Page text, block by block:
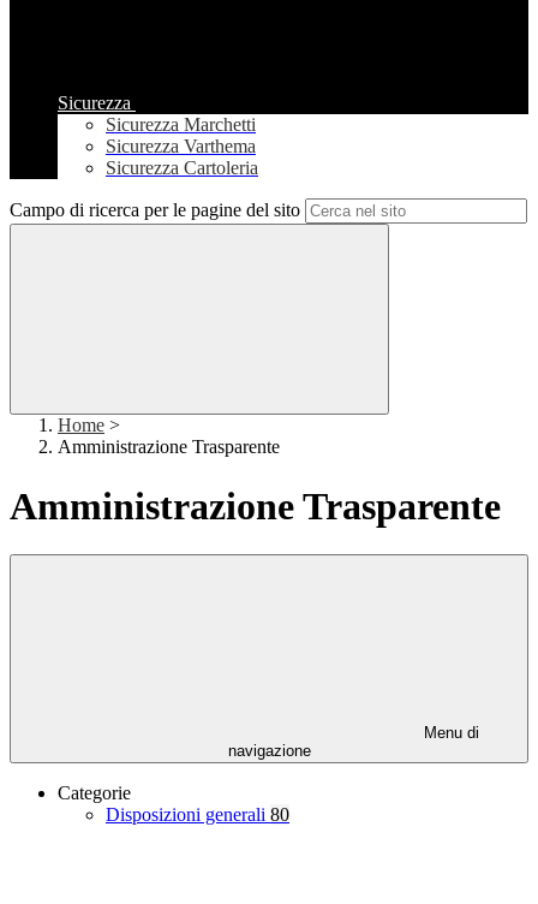
Sicurezza
Sicurezza Marchetti
Sicurezza Varthema
Sicurezza Cartoleria
Campo di ricerca per le pagine del sito
Home >
Amministrazione Trasparente
Amministrazione Trasparente
Menu di
navigazione
Categorie
Disposizioni generali 80